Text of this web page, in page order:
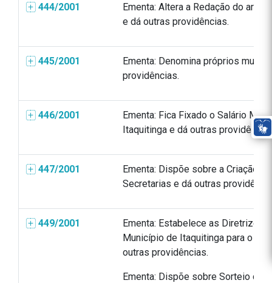
444/2001
Ementa: Altera a Redação do art.
e dá outras providências.
445/2001
Ementa: Denomina próprios
providências.
446/2001
Ementa: Fica Fixado o Salário
Itaquitinga e dá outras
447/2001
Ementa: Dispõe sobre a Criação e
Secretarias e dá outras
449/2001
Ementa: Estabelece as Diretrizes
Município de Itaquitinga para o
outras providências.
Ementa: Dispõe sobre Sorteio de